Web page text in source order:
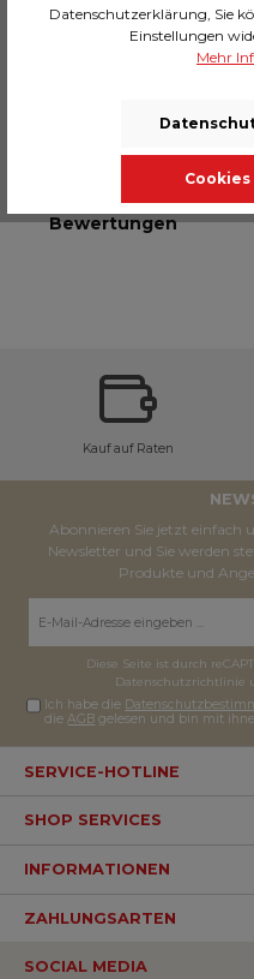
Hersteller-Nr.:29063819
Bewertungen
Kauf auf Raten
Abonnieren Sie jetzt einfach
Newsletter und Sie werden
Produkte und
Diese Seite ist durch
Datenschutzrichtlinie
Ich habe die
dieAGB gelesen und bin mit
SERVICE-HOTLINE
SHOP SERVICES
INFORMATIONEN
ZAHLUNGSARTEN
SOCIAL MEDIA
Datenschutzerklärung, Sie
Einstellungen
Mehr